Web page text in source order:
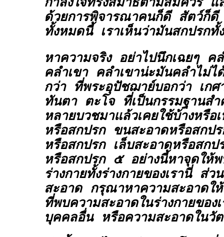
กำลังใจทรงสมาธิตามสมควร แ
ด้วยการพิจารณาคนก็ดี สัตว์ก็ดี
ทั้งหมดนี้ เราเห็นว่ามันสกปรกทั้
หาความจริง อย่าไปนึกเฉยๆ ค
คลำเขา คลำเขาน่ะมันคลำไม่ไ
กว่า ที่พระอุปัชฌาย์บอกว่า เก
ทันตา ตะโจ ที่เป็นกรรมฐานส
หลายบวชมาแล้วเคยใช้บ้างหรือ
หรือสกปรก ขนสะอาดหรือสกป
หรือสกปรก เล็บสะอาดหรือสก
หรือสกปรก ๕ อย่างนี้หาจุดให้
ร่างกายทั้งร่างกายของเรานี่ ส่ว
สะอาด กรุณาหาความสะอาดใ
ที่พบความสะอาดในร่างกายของ
บุคคลอื่น หรือความสะอาดในวั